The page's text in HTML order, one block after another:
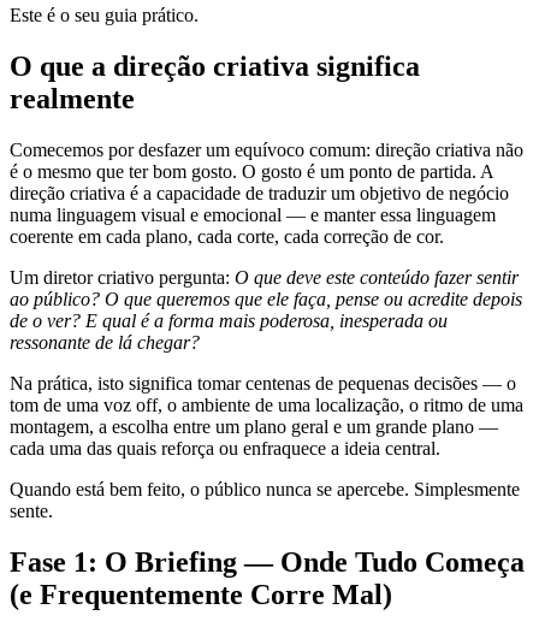
Este é o seu guia prático.
O que a direção criativa significa
realmente
Comecemos por desfazer um equívoco comum: direção criativa não
é o mesmo que ter bom gosto. O gosto é um ponto de partida. A
direção criativa é a capacidade de traduzir um objetivo de negócio
numa linguagem visual e emocional — e manter essa linguagem
coerente em cada plano, cada corte, cada correção de cor.
Um diretor criativo pergunta: O que deve este conteúdo fazer sentir
ao público? O que queremos que ele faça, pense ou acredite depois
de o ver? E qual é a forma mais poderosa, inesperada ou
ressonante de lá chegar?
Na prática, isto significa tomar centenas de pequenas decisões — o
tom de uma voz off, o ambiente de uma localização, o ritmo de uma
montagem, a escolha entre um plano geral e um grande plano —
cada uma das quais reforça ou enfraquece a ideia central.
Quando está bem feito, o público nunca se apercebe. Simplesmente
sente.
Fase 1: O Briefing — Onde Tudo Começa
(e Frequentemente Corre Mal)